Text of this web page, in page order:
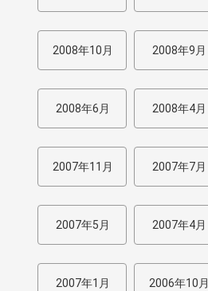
2008年10月 2008年9月
2008年6月 2008年4月
2007年11月 2007年7月
2007年5月 2007年4月
2007年1月 2006年10月